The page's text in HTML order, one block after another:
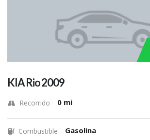
KIA Rio 2009
Recorrido 0 mi
Combustible Gasolina